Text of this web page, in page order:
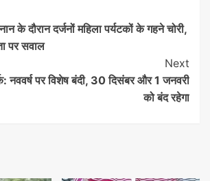
के दौरान दर्जनों महिला पर्यटकों के गहने चोरी,
पर सवाल
Next
नववर्ष पर विशेष बंदी, 30 दिसंबर और 1 जनवरी
को बंद रहेगा